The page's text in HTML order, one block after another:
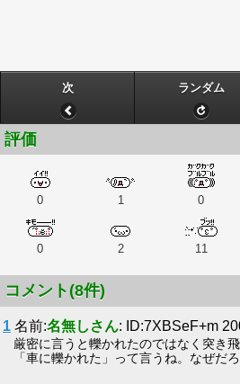
次 ランダム
評価
0 1 0
0 2 11
コメント(8件)
1 名前:名無しさん: ID:7XBSeF+m
厳密に言うと轢かれたのではなく突き
「車に轢かれた」って言うね。なぜだろ